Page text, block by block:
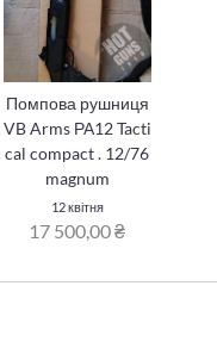
Помпова рушниця
VB Arms РА12 Tacti
cal compact . 12/76
magnum
12 квітня
17 500,00 ₴